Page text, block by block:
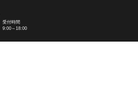
受付時間
9:00～18:00